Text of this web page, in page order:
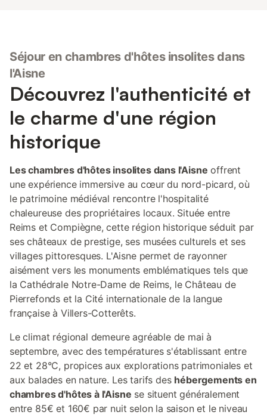
Séjour en chambres d'hôtes insolites dans
l'Aisne
Découvrez l'authenticité et
le charme d'une région
historique
Les chambres d'hôtes insolites dans l'Aisne offrent
une expérience immersive au cœur du nord-picard, où
le patrimoine médiéval rencontre l'hospitalité
chaleureuse des propriétaires locaux. Située entre
Reims et Compiègne, cette région historique séduit par
ses châteaux de prestige, ses musées culturels et ses
villages pittoresques. L'Aisne permet de rayonner
aisément vers les monuments emblématiques tels que
la Cathédrale Notre-Dame de Reims, le Château de
Pierrefonds et la Cité internationale de la langue
française à Villers-Cotterêts.
Le climat régional demeure agréable de mai à
septembre, avec des températures s'établissant entre
22 et 28°C, propices aux explorations patrimoniales et
aux balades en nature. Les tarifs des hébergements en
chambres d'hôtes à l'Aisne se situent généralement
entre 85€ et 160€ par nuit selon la saison et le niveau